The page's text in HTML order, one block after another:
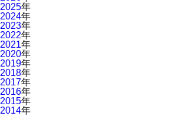
2025年
2024年
2023年
2022年
2021年
2020年
2019年
2018年
2017年
2016年
2015年
2014年